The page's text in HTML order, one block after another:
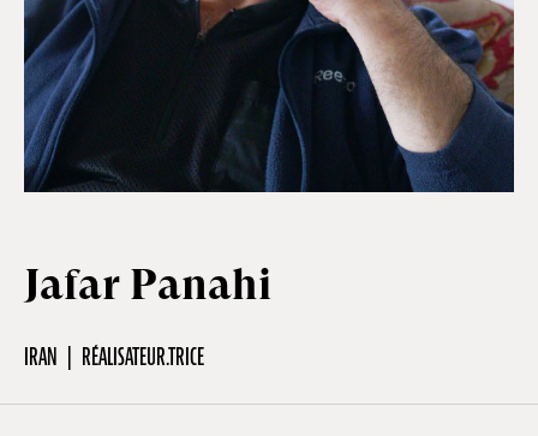
Hors-Festival
Infos pratiques
Presse / Pro
Jafar Panahi
IRAN RÉALISATEUR.TRICE